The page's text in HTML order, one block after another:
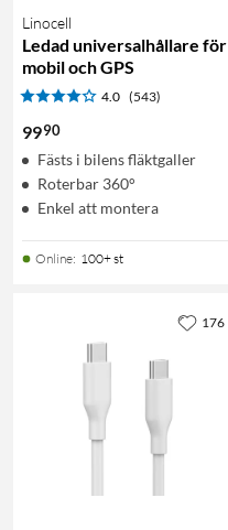
Linocell
Ledad universalhållare för
mobil och GPS
4.0 (543)
9990
Fästs i bilens fläktgaller
Roterbar 360°
Enkel att montera
Online: 100+ st
176